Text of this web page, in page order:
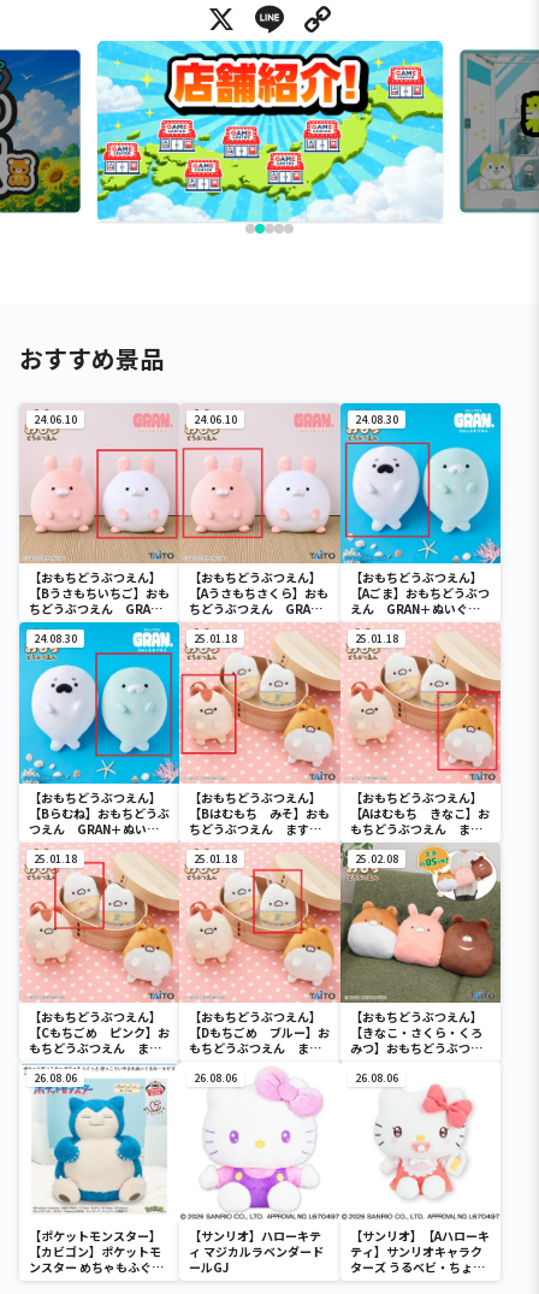
X Line
おすすめ景品
24.06.10
【おもちどうぶつえん】
【Bうさもちいちご】おも
ちどうぶつえん GRAN
＋ぬいぐるみ うさも
ち さくら&いちご
24.06.10
【おもちどうぶつえん】
【Aうさもちさくら】おも
ちどうぶつえん GRAN
＋ぬいぐるみ うさも
ち さくら&いちご
24.08.30
【おもちどうぶつえん】
【Aごま】おもちどうぶつ
えん GRAN＋ぬいぐる
み あざらしもち ごま
&らむね
24.08.30
【おもちどうぶつえん】
【Bらむね】おもちどうぶ
つえん GRAN＋ぬいぐ
るみ あざらしもち ご
ま&らむね
25.01.18
【おもちどうぶつえん】
【Bはむもち みそ】おも
ちどうぶつえん ますこ
っと はむもち&もちご
め
25.01.18
【おもちどうぶつえん】
【Aはむもち きなこ】お
もちどうぶつえん ます
こっと はむもち&もち
ごめ
25.01.18
【おもちどうぶつえん】
【Cもちごめ ピンク】お
もちどうぶつえん ます
こっと はむもち&もち
ごめ
25.01.18
【おもちどうぶつえん】
【Dもちごめ ブルー】お
もちどうぶつえん ます
こっと はむもち&もち
ごめ
25.02.08
【おもちどうぶつえん】
【きなこ・さくら・くろ
みつ】おもちどうぶつえ
いぐるみ
26.08.06
【ポケットモンスター】
【カビゴン】ポケットモ
ンスター めちゃもふぐっ
と ほっこりいやされぬい
26.08.06
【サンリオ】ハローキテ
ィ マジカルラベンダード
ールGJ
26.08.06
【サンリオ】【Aハローキ
ティ】サンリオキャラク
ターズ うるベビ・ちょい
デカドール